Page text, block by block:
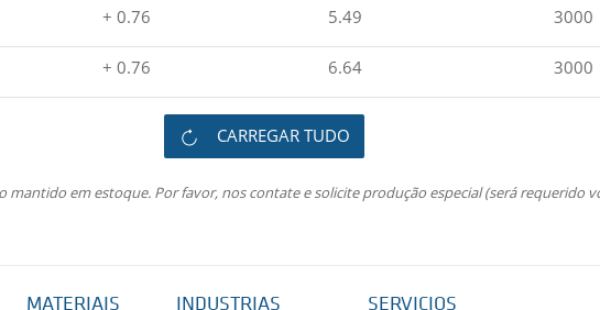
+ 0.76 5.49 3000
+ 0.76 6.64 3000
CARREGAR TUDO
mantido em estoque. Por favor, nos contate e solicite produção especial (será requerido
MATERIAIS INDUSTRIAS SERVICIOS